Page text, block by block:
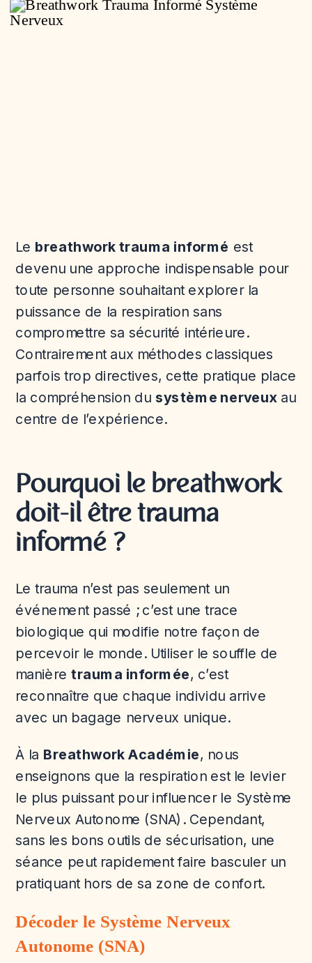
Le breathwork trauma informé est
devenu une approche indispensable pour
toute personne souhaitant explorer la
puissance de la respiration sans
compromettre sa sécurité intérieure.
Contrairement aux méthodes classiques
parfois trop directives, cette pratique place
la compréhension du système nerveuxau
centre de l’expérience.
Pourquoi le breathwork
doit-il être trauma
informé ?
Le trauma n’est pas seulement un
événement passé ; c’est une trace
biologique qui modifie notre façon de
percevoir le monde. Utiliser le souffle de
manièretrauma informée, c’est
reconnaître que chaque individu arrive
avec un bagage nerveux unique.
À la Breathwork Académie, nous
enseignons que la respiration est le levier
le plus puissant pour influencer le Système
Nerveux Autonome (SNA). Cependant,
sans les bons outils de sécurisation, une
séance peut rapidement faire basculer un
pratiquant hors de sa zone de confort.
Décoder le Système Nerveux
Autonome (SNA)